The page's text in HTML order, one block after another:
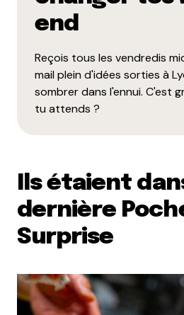
end
Reçois tous les vendredis
mail plein d'idées sorties à
sombrer dans l'ennui. C'est
tu attends ?
Ils étaient
dernière
Surprise